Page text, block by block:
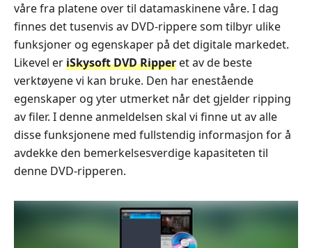
våre fra platene over til datamaskinene våre. I dag
finnes det tusenvis av DVD‑rippere som tilbyr ulike
funksjoner og egenskaper på det digitale markedet.
Likevel eriSkysoft DVD Ripper et av de beste
verktøyene vi kan bruke. Den har enestående
egenskaper og yter utmerket når det gjelder ripping
av filer. I denne anmeldelsen skal vi finne ut av alle
disse funksjonene med fullstendig informasjon for å
avdekke den bemerkelsesverdige kapasiteten til
denne DVD‑ripperen.